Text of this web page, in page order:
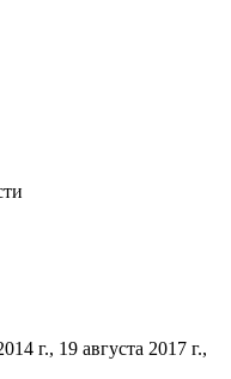
г., 19 августа 2017 г.,